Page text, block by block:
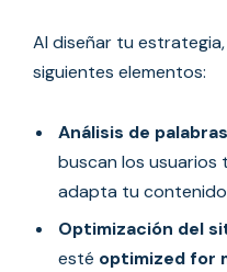
Al diseñar tu
siguientes elementos:
Análisis de
buscan los
adapta tu
Optimización del
esté optimized for